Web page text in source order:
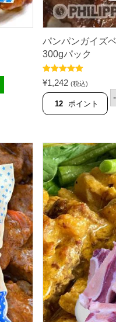
パンパンガイズ
300gパック
5段階中
5.00
の評価
¥1,242 (税込)
12 ポイント
-